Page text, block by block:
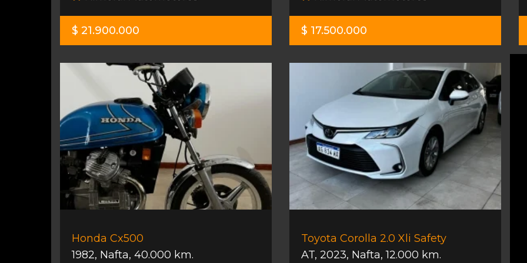
$ 21.900.000 $ 17.500.000
Honda Cx500
1982, Nafta, 40.000 km.
Toyota Corolla 2.0 Xli Safety
AT, 2023, Nafta,12.000 km.